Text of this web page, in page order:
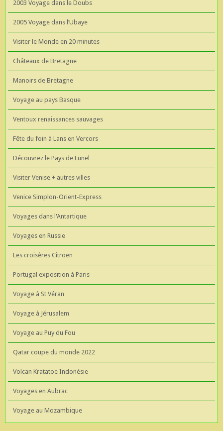
2003 Voyage dans le Doubs
2005 Voyage dans l’Ubaye
Visiter le Monde en 20 minutes
Châteaux de Bretagne
Manoirs de Bretagne
Voyage au pays Basque
Ventoux renaissances sauvages
Fête du foin à Lans en Vercors
Découvrez le Pays de Lunel
Visiter Venise + autres villes
Venice Simplon-Orient-Express
Voyages dans l'Antartique
Voyages en Russie
Les croisères Citroen
Portugal exposition à Paris
Voyage à St Véran
Voyage à Jérusalem
Voyage au Puy du Fou
Qatar coupe du monde 2022
Volcan Kratatoe Indonésie
Voyages en Aubrac
Voyage au Mozambique